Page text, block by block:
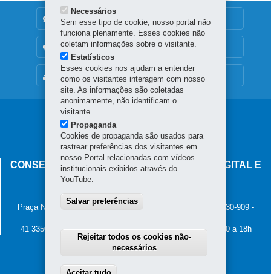
MAPA DO SITE
DENUNCIE CORRUPÇÃO
OUVIDORIA
Navegação
principal
CONSELHO ESTADUAL DE GOVERNANÇA DIGITAL E
SEGURANÇA DA INFORMAÇÃO
Palácio Iguaçu
Praça Nossa Senhora de Salette, s/n - Centro Cívico
80.530-909 -
41 3350-2400 - Horário de atendimento: 8h30 a 12h e 13h30 a 18h
Necessários
Sem esse tipo de cookie, nosso portal não
funciona plenamente. Esses cookies não
coletam informações sobre o visitante.
Estatísticos
Esses cookies nos ajudam a entender
como os visitantes interagem com nosso
site. As informações são coletadas
anonimamente, não identificam o
visitante.
Propaganda
Cookies de propaganda são usados para
rastrear preferências dos visitantes em
nosso Portal relacionadas com vídeos
institucionais exibidos através do
YouTube.
Salvar preferências
Rejeitar todos os cookies não-
necessários